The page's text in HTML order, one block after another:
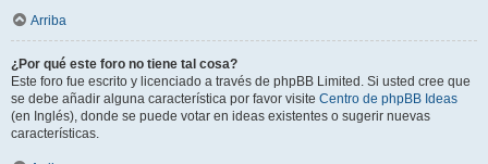
Arriba
¿Por qué este foro no tiene tal cosa?
Este foro fue escrito y licenciado a través de phpBB Limited. Si usted cree que
se debe añadir alguna característica por favor visite Centro de phpBB Ideas
(en Inglés), donde se puede votar en ideas existentes o sugerir nuevas
características.